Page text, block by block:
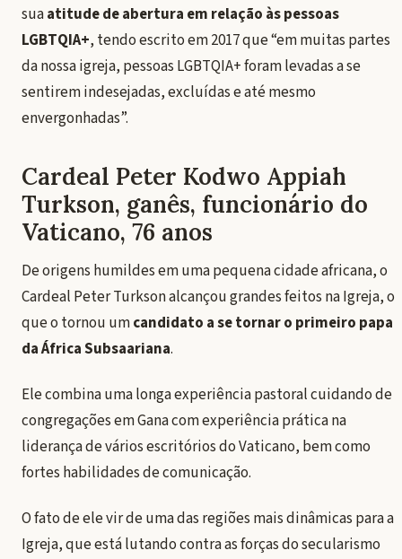
suaatitude de abertura em relação às pessoas
LGBTQIA+, tendo escrito em 2017 que “em muitas partes
da nossa igreja, pessoas LGBTQIA+ foram levadas a se
sentirem indesejadas, excluídas e até mesmo
envergonhadas”.
Cardeal Peter Kodwo Appiah
Turkson, ganês, funcionário do
Vaticano, 76 anos
De origens humildes em uma pequena cidade africana, o
Cardeal Peter Turkson alcançou grandes feitos na Igreja, o
que o tornou umcandidato a se tornar o primeiro papa
da África Subsaariana.
Ele combina uma longa experiência pastoral cuidando de
congregações em Gana com experiência prática na
liderança de vários escritórios do Vaticano, bem como
fortes habilidades de comunicação.
O fato de ele vir de uma das regiões mais dinâmicas para a
Igreja, que está lutando contra as forças do secularismo